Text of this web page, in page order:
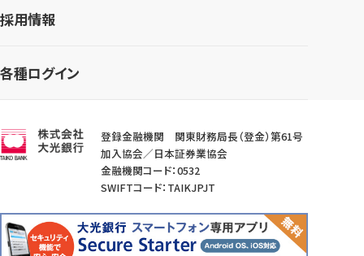
採用情報
各種ログイン
登録金融機関 関東財務局長（登金）第61号
加入協会／日本証券業協会
金融機関コード：0532
SWIFTコード：TAIKJPJT